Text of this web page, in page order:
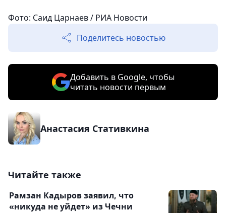
Фото: Саид Царнаев / РИА Новости
Поделитесь новостью
Добавить в Google, чтобы
читать новости первым
Анастасия Стативкина
Читайте также
Рамзан Кадыров заявил, что
«никуда не уйдет» из Чечни